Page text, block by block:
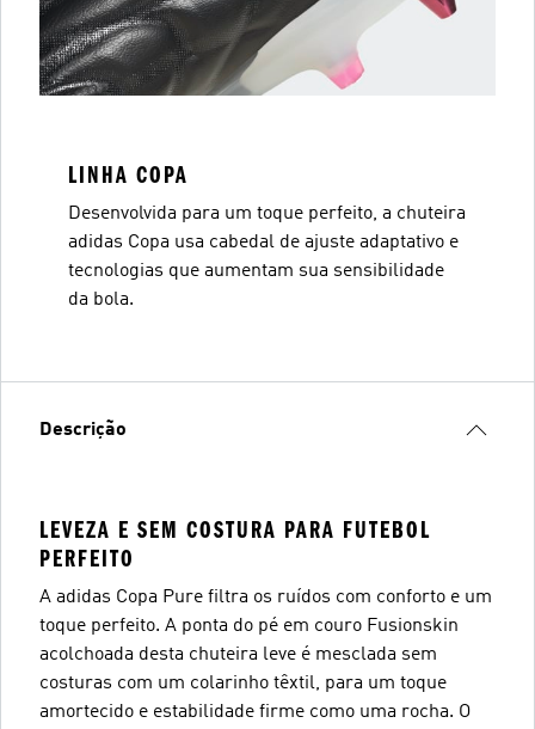
LINHA COPA
Desenvolvida para um toque perfeito, a chuteira
adidas Copa usa cabedal de ajuste adaptativo e
tecnologias que aumentam sua sensibilidade
da bola.
Descrição
LEVEZA E SEM COSTURA PARA FUTEBOL
PERFEITO
A adidas Copa Pure filtra os ruídos com conforto e um
toque perfeito. A ponta do pé em couro Fusionskin
acolchoada desta chuteira leve é mesclada sem
costuras com um colarinho têxtil, para um toque
amortecido e estabilidade firme como uma rocha. O